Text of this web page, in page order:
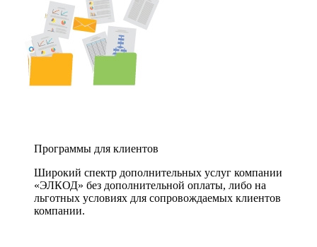
Программы для клиентов
Широкий спектр дополнительных услуг компании
«ЭЛКОД» без дополнительной оплаты, либо на
льготных условиях для сопровождаемых клиентов
компании.